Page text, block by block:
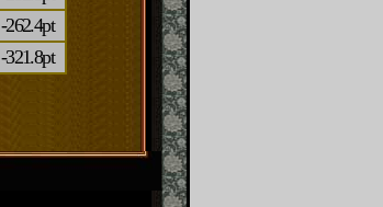
-262.4pt
-321.8pt